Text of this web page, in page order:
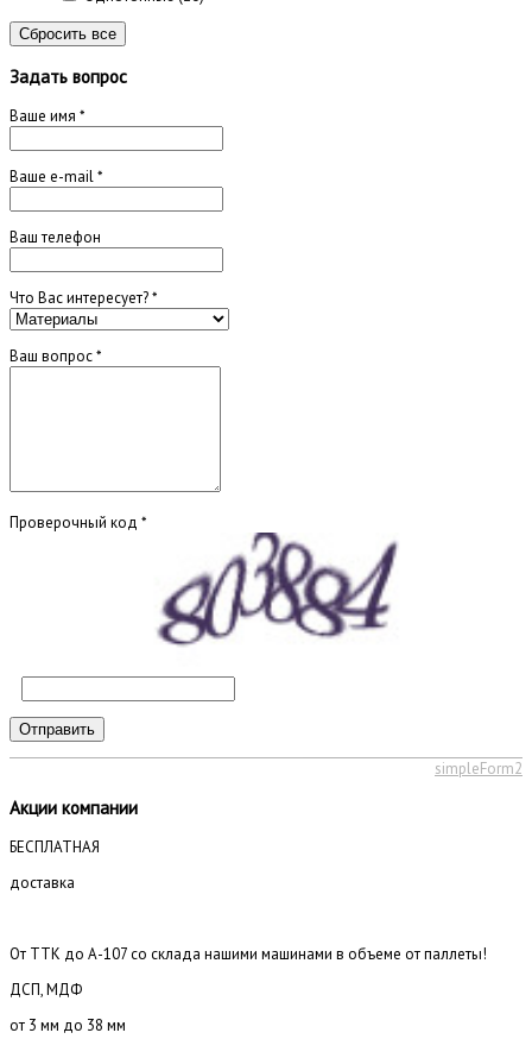
Сбросить все
Задать вопрос
Ваше имя *
Ваше e-mail*
Ваш телефон
Что Вас интересует?*
Ваш вопрос*
Проверочный код *
Отправить
simpleForm2
Акции компании
БЕСПЛАТНАЯ
доставка
От ТТК до А-107 со склада нашими машинами в объеме от паллеты!
ДСП, МДФ
от 3 мм до 38 мм